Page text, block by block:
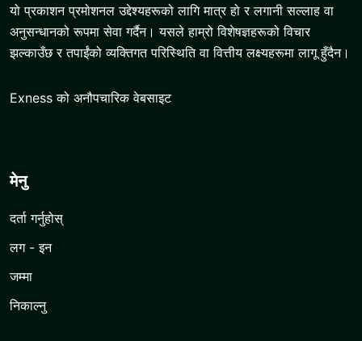
यो प्रकाशन प्रमोशनल उद्देश्यहरूको लागि मात्र हो र लगानी सल्लाह वा
अनुसन्धानको रूपमा सेवा गर्दैन। यसले हाम्रो विशेषज्ञहरूको विचार
झल्काउँछ र तपाईंको व्यक्तिगत परिस्थिति वा वित्तीय लक्ष्यहरूमा लागू हुँदैन।
Exness को अनौपचारिक वेबसाइट
मेनु
दर्ता गर्नुहोस्
लग - इन
जम्मा
निकाल्नु